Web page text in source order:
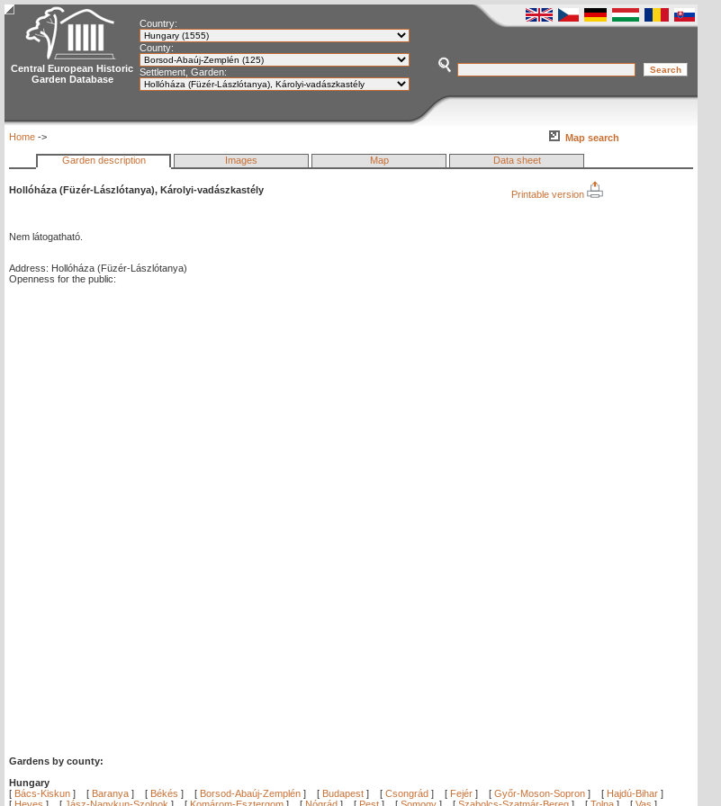
Central European Historic
Garden Database
Country:
County:
Settlement, Garden:
Home -> Map search
Garden description Images Map Data sheet
Hollóháza (Füzér-Lászlótanya), Károlyi-vadászkastély Printable version
Nem látogatható.
Address: Hollóháza (Füzér-Lászlótanya)
Openness for the public:
Gardens by county:
Hungary
[ Bács-Kiskun ] [ Baranya ] [ Békés ] [ Borsod-Abaúj-Zemplén ] [ Budapest ] [ Csongrád ] [ Fejér ] [ Győr-Moson-Sopron ] [ Hajdú-Bihar ]